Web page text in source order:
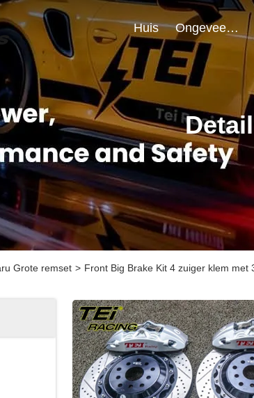
Huis Ongeveer Ons
Grote remset > Front Big Brake Kit 4 zuiger klem